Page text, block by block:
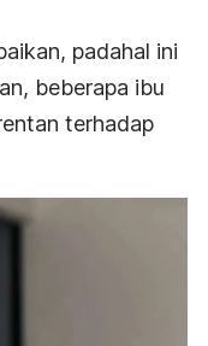
padahal ini
beberapa ibu
terhadap